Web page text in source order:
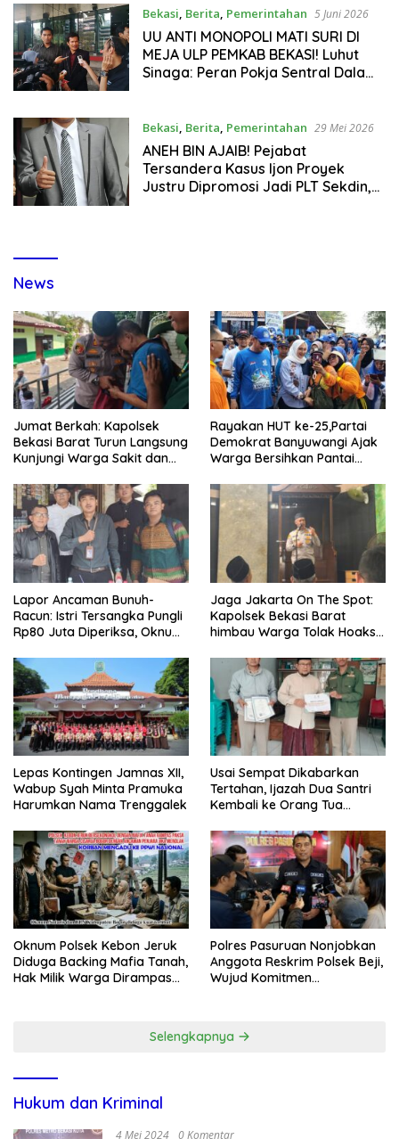
Bekasi, Berita, Pemerintahan 5 Juni 2026
UU ANTI MONOPOLI MATI SURI DI
MEJA ULP PEMKAB BEKASI! Luhut
Sinaga: Peran Pokja Sentral Dalam
Bekasi, Berita, Pemerintahan 29 Mei 2026
ANEH BIN AJAIB! Pejabat
Tersandera Kasus Ijon Proyek
Justru Dipromosi Jadi PLT Sekdin,
News
Jumat Berkah: Kapolsek
Bekasi Barat Turun Langsung
Kunjungi Warga Sakit dan
Rayakan HUT ke-25,Partai
Demokrat Banyuwangi Ajak
Warga Bersihkan Pantai
Lapor Ancaman Bunuh-
Racun: Istri Tersangka Pungli
Rp80 Juta Diperiksa, Oknum
Disdagperin
Jaga Jakarta On The Spot:
Kapolsek Bekasi Barat
himbau Warga Tolak Hoaks
Sholat Jumat
Lepas Kontingen Jamnas XII,
Wabup Syah Minta Pramuka
Harumkan Nama Trenggalek
Usai Sempat Dikabarkan
Tertahan, Ijazah Dua Santri
Kembali ke Orang Tua
Oknum Polsek Kebon Jeruk
Diduga Backing Mafia Tanah,
Hak Milik Warga Dirampas
Polres Pasuruan Nonjobkan
Anggota Reskrim Polsek Beji,
Wujud Komitmen
Selengkapnya
Hukum dan Kriminal
4 Mei 2024 0 Komentar